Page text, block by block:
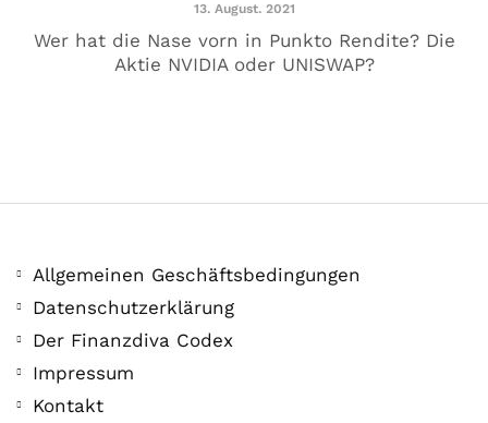
13. August. 2021
Wer hat die Nase vorn in Punkto Rendite? Die
Aktie NVIDIA oder UNISWAP?
Allgemeinen Geschäftsbedingungen
Datenschutzerklärung
Der Finanzdiva Codex
Impressum
Kontakt
Der Leserbrief der
Woche #2